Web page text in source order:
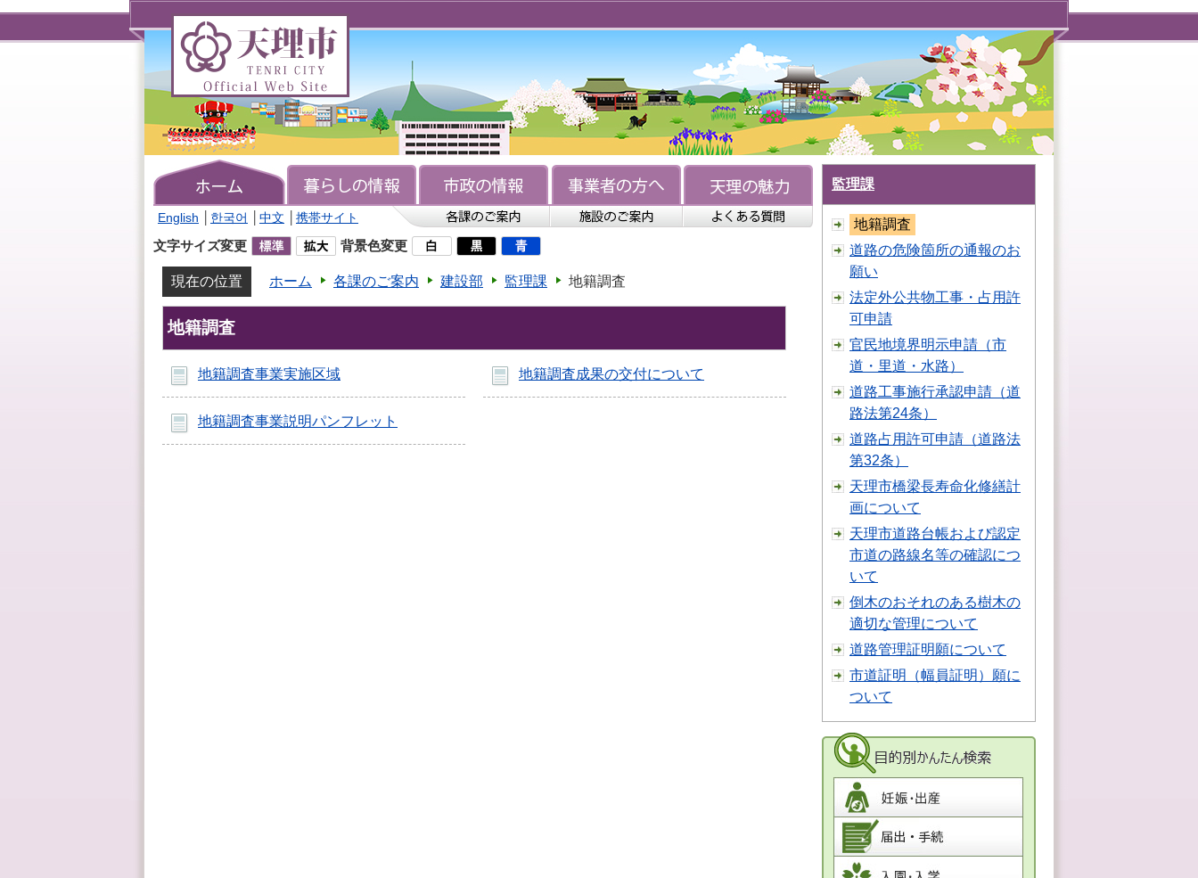
理
TENRI
Official
Site
English 한국어 中文 携帯サイト
文字サイズ変更 背景色変更
現在の位置 ホーム 各課のご案内 建設部 監理課 地籍調査
地籍調査
地籍調査事業実施区域 地籍調査成果の交付について
地籍調査事業説明パンフレット
監理課
地籍調査
道路の危険箇所の通報のお
願い
法定外公共物工事・占用許
可申請
官民地境界明示申請（市
道・里道・水路）
道路工事施行承認申請（道
路法第24条）
道路占用許可申請（道路法
第32条）
天理市橋梁長寿命化修繕計
画について
天理市道路台帳および認定
市道の路線名等の確認につ
いて
倒木のおそれのある樹木の
適切な管理について
道路管理証明願について
市道証明（幅員証明）願に
ついて